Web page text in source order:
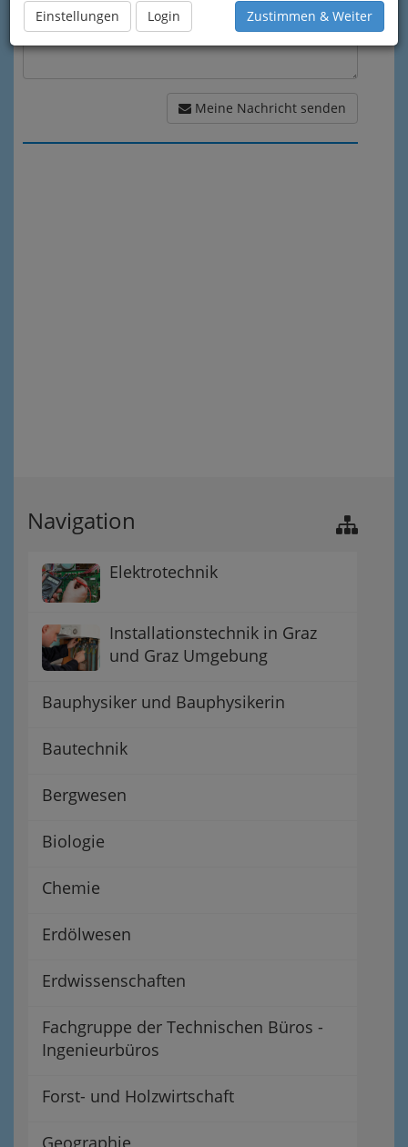
Einstellungen Login Zustimmen & Weiter
Meine Nachricht senden
Navigation
Elektrotechnik
Installationstechnik in Graz
und Graz Umgebung
Bauphysiker und Bauphysikerin
Bautechnik
Bergwesen
Biologie
Chemie
Erdölwesen
Erdwissenschaften
Fachgruppe der Technischen Büros -
Ingenieurbüros
Forst- und Holzwirtschaft
Geographie